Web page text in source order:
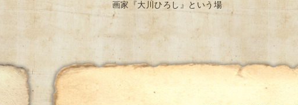
画家『大川ひろし』という場